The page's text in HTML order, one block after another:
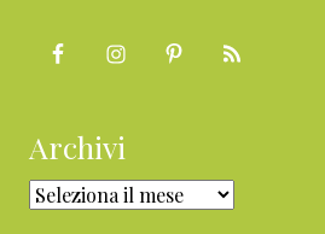
Archivi
Archivi